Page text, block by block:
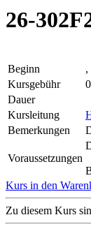
26-
Beginn
,
Kursgebühr
Dauer
Kursleitung
Bemerkungen
Voraussetzungen
Kurs in den
Zu diesem Kurs